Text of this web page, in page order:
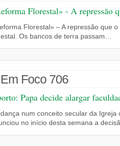
Florestal» - A repressão
Florestal» – A repressão que
Os bancos de terra passam…
Em Foco 706
Papa decide alargar
num conceito secular da
no início desta semana a